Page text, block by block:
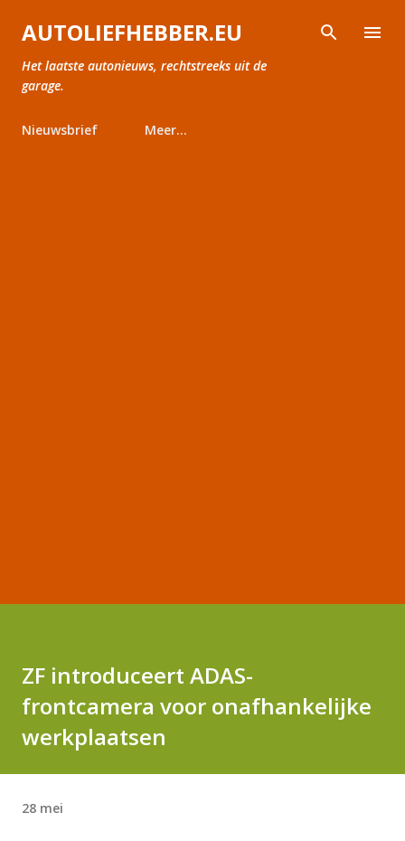
Doorgaan naar hoofdcontent
AUTOLIEFHEBBER.EU
Het laatste autonieuws, rechtstreeks uit de
garage.
Nieuwsbrief Meer…
ZF introduceert ADAS-
frontcamera voor onafhankelijke
werkplaatsen
28 mei